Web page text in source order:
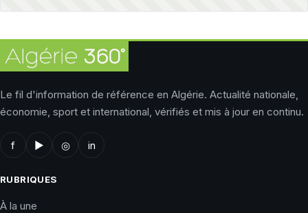
Le fil d'information de référence en Algérie. Actualité nationale,
économie, sport et international, vérifiés et mis à jour en continu.
f ▶ ◎ in
RUBRIQUES
À la une